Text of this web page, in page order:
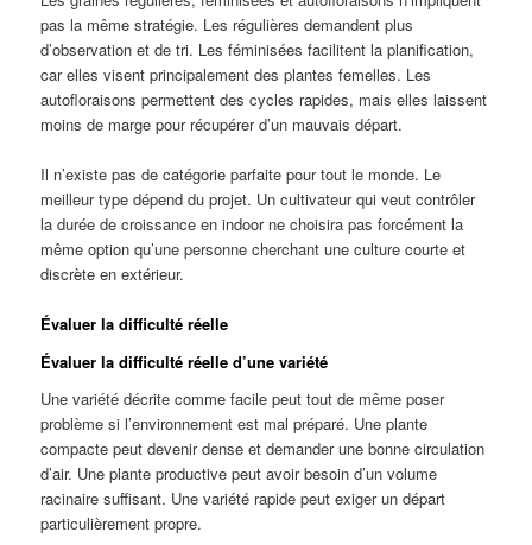
pas la même stratégie. Les régulières demandent plus
d’observation et de tri. Les féminisées facilitent la planification,
car elles visent principalement des plantes femelles. Les
autofloraisons permettent des cycles rapides, mais elles laissent
moins de marge pour récupérer d’un mauvais départ.
Il n’existe pas de catégorie parfaite pour tout le monde. Le
meilleur type dépend du projet. Un cultivateur qui veut contrôler
la durée de croissance en indoor ne choisira pas forcément la
même option qu’une personne cherchant une culture courte et
discrète en extérieur.
Évaluer la difficulté réelle
Évaluer la difficulté réelle d’une variété
Une variété décrite comme facile peut tout de même poser
problème si l’environnement est mal préparé. Une plante
compacte peut devenir dense et demander une bonne circulation
d’air. Une plante productive peut avoir besoin d’un volume
racinaire suffisant. Une variété rapide peut exiger un départ
particulièrement propre.